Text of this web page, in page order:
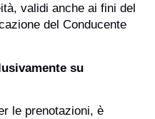
di idoneità, validi
Carta di
(CQC).
su
le prenotazioni, è